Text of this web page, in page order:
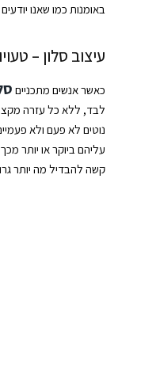
באומנות כמו שאנו
עיצוב סלון –
כאשר אנשים מתכניים
לבד, ללא כל עזרה
נוטים לא פעם ולא
עליהם ביוקר או יותר
קשה להבדיל מה יותר